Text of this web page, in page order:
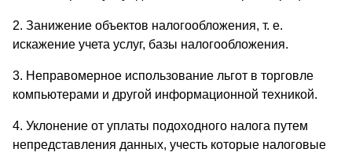
2. Занижение объектов налогообложения, т. е.
искажение учета услуг, базы налогообложения.
3. Неправомерное использование льгот в торговле
компьютерами и другой информационной техникой.
4. Уклонение от уплаты подоходного налога путем
непредставления данных, учесть которые налоговые